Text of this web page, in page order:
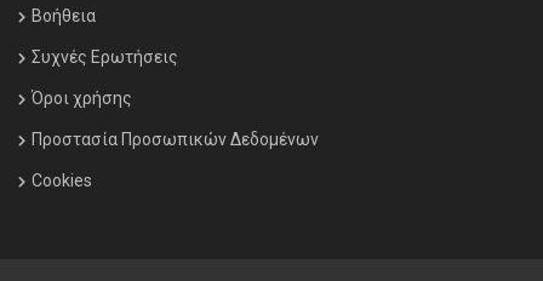
Βοήθεια
Συχνές Ερωτήσεις
Όροι χρήσης
Προστασία Προσωπικών Δεδομένων
Cookies